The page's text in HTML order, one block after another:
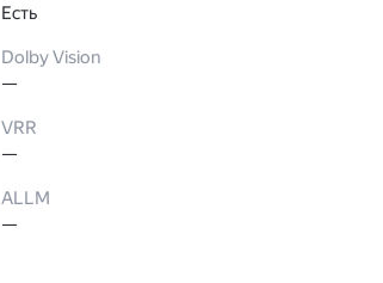
Есть
Dolby Vision
—
VRR
—
ALLM
—